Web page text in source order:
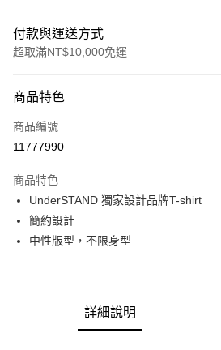
付款與運送方式
超取滿NT$10,000免運
信用卡一次付款
超商取貨付款
Apple Pay
Google Pay
每筆NT$80，滿NT$10,000(含以上)免運費
商品特色
商品編號
11777990
商品特色
UnderSTAND 獨家設計品牌T-shirt
簡約設計
中性版型，不限身型
詳細說明